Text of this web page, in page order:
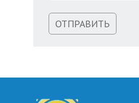
ОТПРАВИТЬ